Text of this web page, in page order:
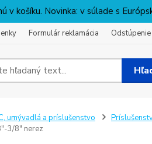
v košíku. Novinka: v súlade s
Formulár reklamácia
umývadlá a príslušenstvo
3/8" nerez